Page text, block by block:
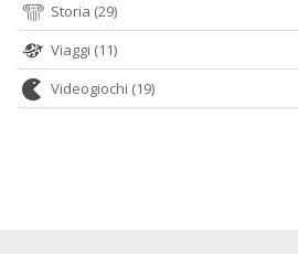
Storia (29)
Viaggi (11)
Videogiochi (19)